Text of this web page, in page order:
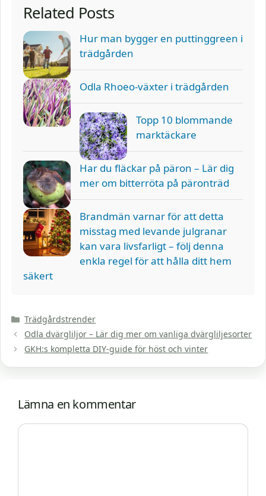
Related Posts
Hur man bygger en puttinggreen i
trädgården
Odla Rhoeo-växter i trädgården
Topp 10 blommande
marktäckare
Har du fläckar på päron – Lär dig
mer om bitterröta på päronträd
Brandmän varnar för att detta
misstag med levande julgranar
kan vara livsfarligt – följ denna
enkla regel för att hålla ditt hem
säkert
Kategorier
Trädgårdstrender
Odla dvärgliljor – Lär dig mer om vanliga dvärgliljesorter
GKH:s kompletta DIY-guide för höst och vinter
Lämna en kommentar
Kommentar